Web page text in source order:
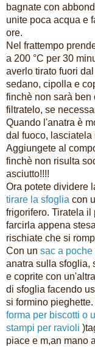
bagnate con
unite poca acqua e
ore.
Nel frattempo
a 200 °C per 30
averlo tirato fuori
sedano, cipolla e
finchè non sarà ben
filtratelo, se
Quando l'anatra è
dal fuoco, lasciatela
Aggiungete al
finchè non risulta
asciutto!!!!
Ora potete dividere
tirare la sfoglia con
frigorifero. Tiratela
farcirla appena
rischiate che si
Con un sac a
anatra sulla sfoglia,
e coprite con
di sfoglia facendo
si formino
forma per biscotti o
stampi per ravioli
piace e m,an mano